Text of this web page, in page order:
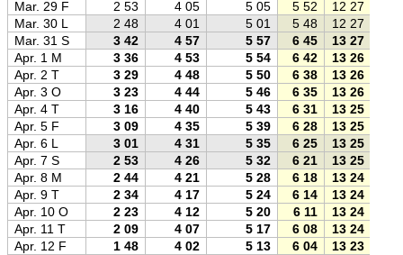
Mar. 29 F
2 53 4 05 5 05 5 52 12 27
Mar. 30 L
2 48 4 01 5 01 5 48 12 27
Mar. 31 S
3 42 4 57 5 57 6 45 13 27
Apr. 1 M
3 36 4 53 5 54 6 42 13 26
Apr. 2 T
3 29 4 48 5 50 6 38 13 26
Apr. 3 O
3 23 4 44 5 46 6 35 13 26
Apr. 4 T
3 16 4 40 5 43 6 31 13 25
Apr. 5 F
3 09 4 35 5 39 6 28 13 25
Apr. 6 L
3 01 4 31 5 35 6 25 13 25
Apr. 7 S
2 53 4 26 5 32 6 21 13 25
Apr. 8 M
2 44 4 21 5 28 6 18 13 24
Apr. 9 T
2 34 4 17 5 24 6 14 13 24
Apr. 10 O
2 23 4 12 5 20 6 11 13 24
Apr. 11 T
2 09 4 07 5 17 6 08 13 24
Apr. 12 F
1 48 4 02 5 13 6 04 13 23